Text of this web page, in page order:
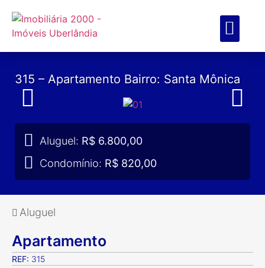
315 – Apartamento Bairro: Santa Mônica
Aluguel: R$ 6.800,00
Condomínio: R$ 820,00
Aluguel
Apartamento
REF: 315